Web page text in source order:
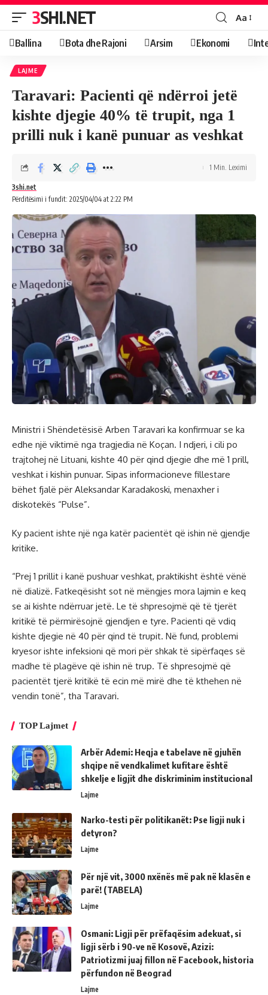
3SHI.NET Aa
Ballina Bota dhe Rajoni Arsim Ekonomi
LAJME
Taravari: Pacienti që ndërroi jetë
kishte djegie 40% të trupit, nga 1
prilli nuk i kanë punuar as veshkat
Përditësimi i fundit: 2025/04/04 at 2:22 PM
3shi.net
1 Min. Leximi
Ministri i Shëndetësisë Arben Taravari ka konfirmuar se ka
edhe një viktimë nga tragjedia në Koçan. I ndjeri, i cili po
trajtohej në Lituani, kishte 40 për qind djegie dhe më 1 prill,
veshkat i kishin punuar. Sipas informacioneve fillestare
bëhet fjalë për Aleksandar Karadakoski, menaxher i
diskotekës “Pulse”.
Ky pacient ishte një nga katër pacientët që ishin në gjendje
kritike.
“Prej 1 prillit i kanë pushuar veshkat, praktikisht është vënë
në dializë. Fatkeqësisht sot në mëngjes mora lajmin e keq
se ai kishte ndërruar jetë. Le të shpresojmë që të tjerët
kritikë të përmirësojnë gjendjen e tyre. Pacienti që vdiq
kishte djegie në 40 për qind të trupit. Në fund, problemi
kryesor ishte infeksioni që mori për shkak të sipërfaqes së
madhe të plagëve që ishin në trup. Të shpresojmë që
pacientët tjerë kritikë të ecin më mirë dhe të kthehen në
vendin tonë”, tha Taravari.
TOP Lajmet
Arbër Ademi: Heqja e tabelave në gjuhën
shqipe në vendkalimet kufitare është
shkelje e ligjit dhe diskriminim institucional
Lajme
Narko-testi për politikanët: Pse ligji nuk i
detyron?
Lajme
Për një vit, 3000 nxënës më pak në klasën e
parë! (TABELA)
Lajme
Osmani: Ligji për prëfaqësim adekuat, si
ligji sërb i 90-ve në Kosovë, Azizi:
Patriotizmi juaj fillon në Facebook, historia
përfundon në Beograd
Lajme